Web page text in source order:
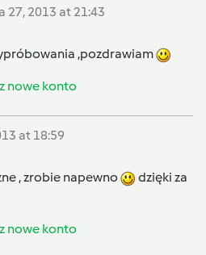
27, 2013 at 21:43
,pozdrawiam
nowe konto
at 18:59
, zrobie napewno
dzięki za
nowe konto